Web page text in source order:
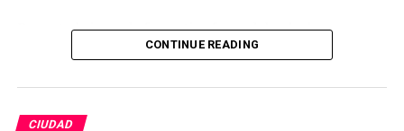
Durante la jornada formativa fuera del aula, la
delegación estudiantil del Noreste guanajuatense
cultural del país:
CONTINUE READING
CIUDAD